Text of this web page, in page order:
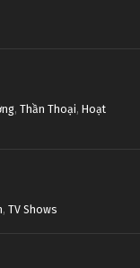
, Thần Thoại, Hoạt
, TV Shows